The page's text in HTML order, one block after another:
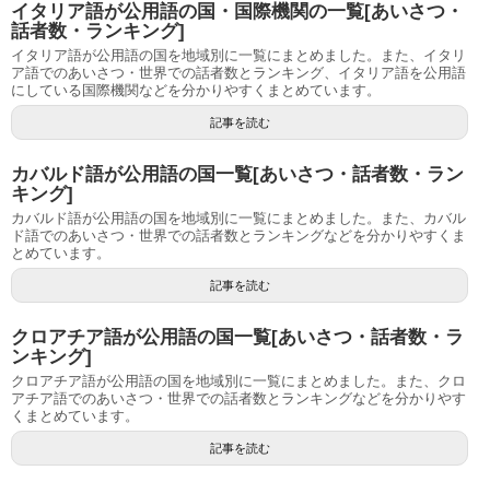
イタリア語が公用語の国・国際機関の一覧[あいさつ・
話者数・ランキング]
イタリア語が公用語の国を地域別に一覧にまとめました。また、イタリ
ア語でのあいさつ・世界での話者数とランキング、イタリア語を公用語
にしている国際機関などを分かりやすくまとめています。
記事を読む
カバルド語が公用語の国一覧[あいさつ・話者数・ラン
キング]
カバルド語が公用語の国を地域別に一覧にまとめました。また、カバル
ド語でのあいさつ・世界での話者数とランキングなどを分かりやすくま
とめています。
記事を読む
クロアチア語が公用語の国一覧[あいさつ・話者数・ラ
ンキング]
クロアチア語が公用語の国を地域別に一覧にまとめました。また、クロ
アチア語でのあいさつ・世界での話者数とランキングなどを分かりやす
くまとめています。
記事を読む